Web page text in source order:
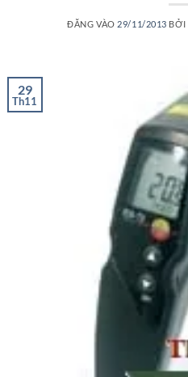
ĐĂNG VÀO 29/11/2013 BỞI
29
Th11